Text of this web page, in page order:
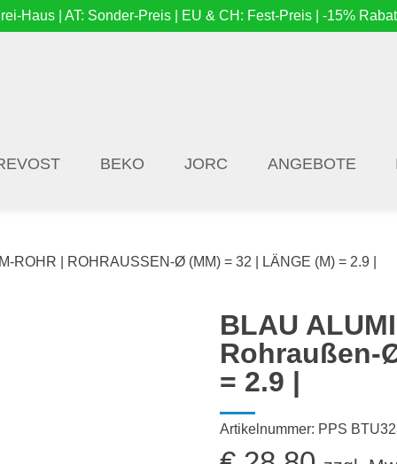
Haus | AT: Sonder-Preis | EU & CH: Fest-Preis | -15%
BEKO JORC ANGEBOTE
ROHR | ROHRAUSSEN-Ø (MM) = 32 | LÄNGE (M) = 2.9 |
BLAU
Rohraußen-
= 2.9 |
Artikelnummer: PPS